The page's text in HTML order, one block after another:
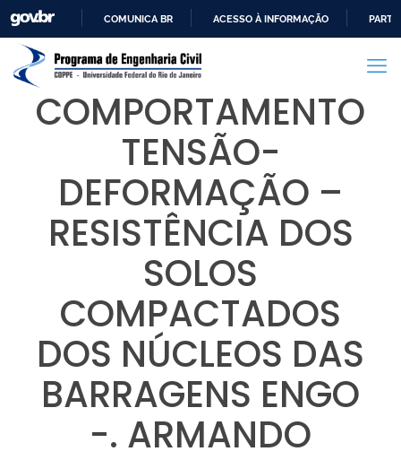
PARA
CONTEÚDO
COMUNICA BR ACESSO À INFORMAÇÃO
COMPORTAMENTO
TENSÃO-
DEFORMAÇÃO –
RESISTÊNCIA DOS
SOLOS
COMPACTADOS
DOS NÚCLEOS DAS
BARRAGENS ENGO
-. ARMANDO